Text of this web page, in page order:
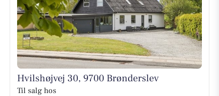
Hvilshøjvej 30, 9700 Brønderslev
Til salg hos